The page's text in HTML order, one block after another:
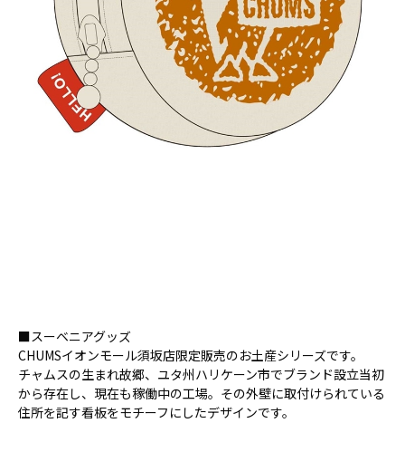
■スーベニアグッズ
CHUMSイオンモール須坂店限定販売のお土産シリーズです。
チャムスの生まれ故郷、ユタ州ハリケーン市でブランド設立当初
から存在し、現在も稼働中の工場。その外壁に取付けられている
住所を記す看板をモチーフにしたデザインです。